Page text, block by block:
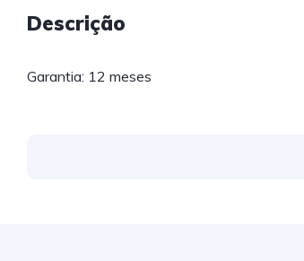
Descrição
Garantia: 12 meses